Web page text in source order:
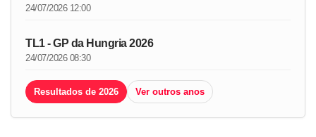
24/07/2026 12:00
TL1 - GP da Hungria 2026
24/07/2026 08:30
Resultados de 2026 Ver outros anos